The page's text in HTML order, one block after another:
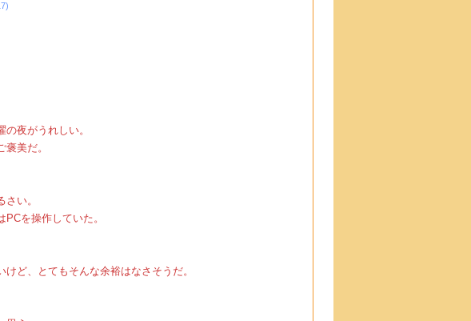
夜がうれしい。
美だ。
い。
を操作していた。
ど、とてもそんな余裕はなさそうだ。